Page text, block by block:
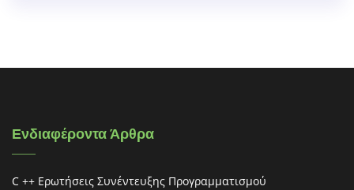
Ενδιαφέροντα Άρθρα
C ++ Ερωτήσεις Συνέντευξης Προγραμματισμού